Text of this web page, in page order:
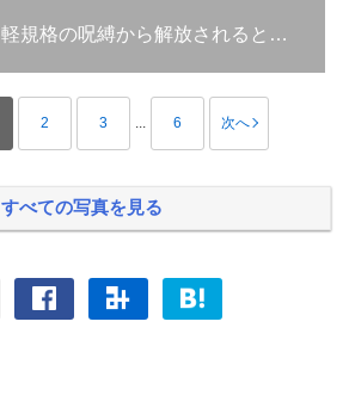
軽規格の呪縛から解放されると…
2 3 ... 6 次へ
すべての写真を見る